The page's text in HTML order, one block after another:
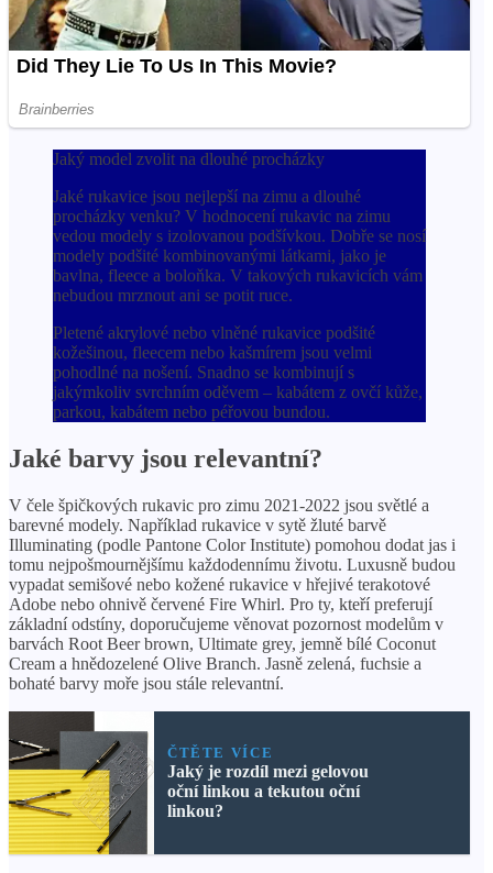
Jaký model zvolit na dlouhé procházky
Jaké rukavice jsou nejlepší na zimu a dlouhé
procházky venku? V hodnocení rukavic na zimu
vedou modely s izolovanou podšívkou. Dobře se nosí
modely podšité kombinovanými látkami, jako je
bavlna, fleece a boloňka. V takových rukavicích vám
nebudou mrznout ani se potit ruce.
Pletené akrylové nebo vlněné rukavice podšité
kožešinou, fleecem nebo kašmírem jsou velmi
pohodlné na nošení. Snadno se kombinují s
jakýmkoliv svrchním oděvem – kabátem z ovčí kůže,
parkou, kabátem nebo péřovou bundou.
Jaké barvy jsou relevantní?
V čele špičkových rukavic pro zimu 2021-2022 jsou světlé a
barevné modely. Například rukavice v sytě žluté barvě
Illuminating (podle Pantone Color Institute) pomohou dodat jas i
tomu nejpošmournějšímu každodennímu životu. Luxusně budou
vypadat semišové nebo kožené rukavice v hřejivé terakotové
Adobe nebo ohnivě červené Fire Whirl. Pro ty, kteří preferují
základní odstíny, doporučujeme věnovat pozornost modelům v
barvách Root Beer brown, Ultimate grey, jemně bílé Coconut
Cream a hnědozelené Olive Branch. Jasně zelená, fuchsie a
bohaté barvy moře jsou stále relevantní.
ČTĚTE VÍCE
Jaký je rozdíl mezi gelovou
oční linkou a tekutou oční
linkou?